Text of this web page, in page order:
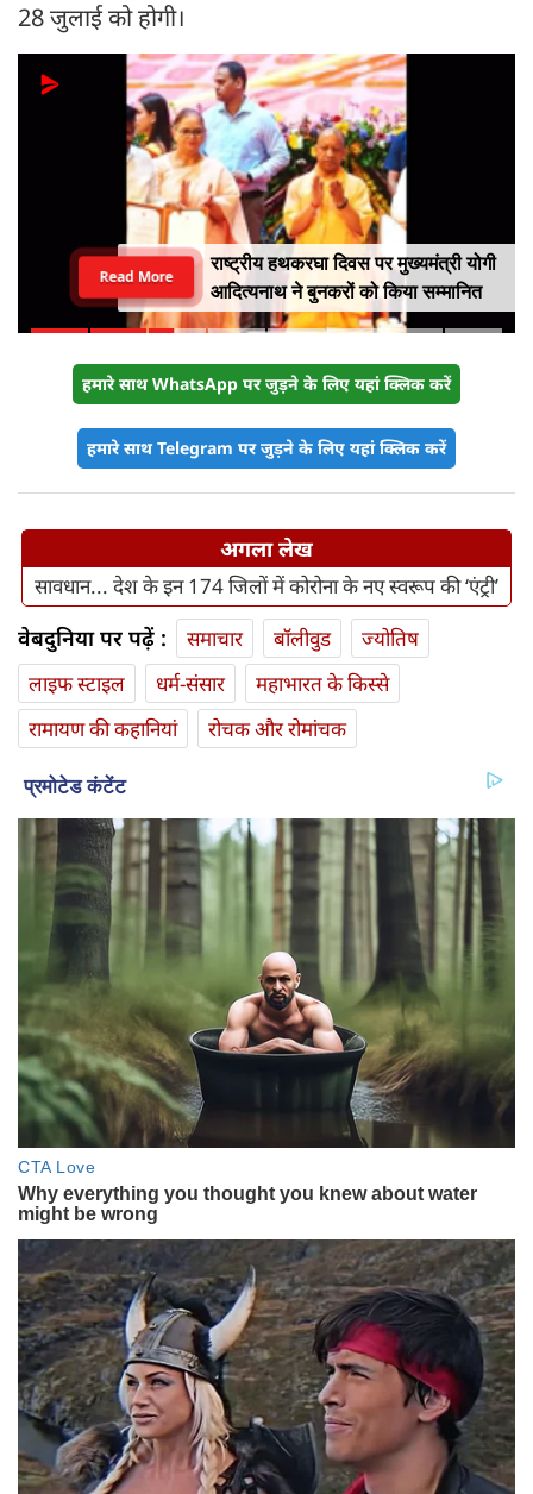
28 जुलाई को होगी।
राष्ट्रीय हथकरघा दिवस पर मुख्यमंत्री योगी
आदित्यनाथ ने बुनकरों को किया सम्मानित
Read More
हमारे साथ WhatsApp पर जुड़ने के लिए यहां क्लिक करें
हमारे साथ Telegram पर जुड़ने के लिए यहां क्लिक करें
अगला लेख
सावधान... देश के इन 174 जिलों में कोरोना के नए स्वरूप की ‘एंट्री’
वेबदुनिया पर पढ़ें : समाचार बॉलीवुड
ज्योतिष
लाइफ स्‍टाइल
धर्म-संसार
महाभारत के किस्से
रामायण की कहानियां
रोचक और रोमांचक